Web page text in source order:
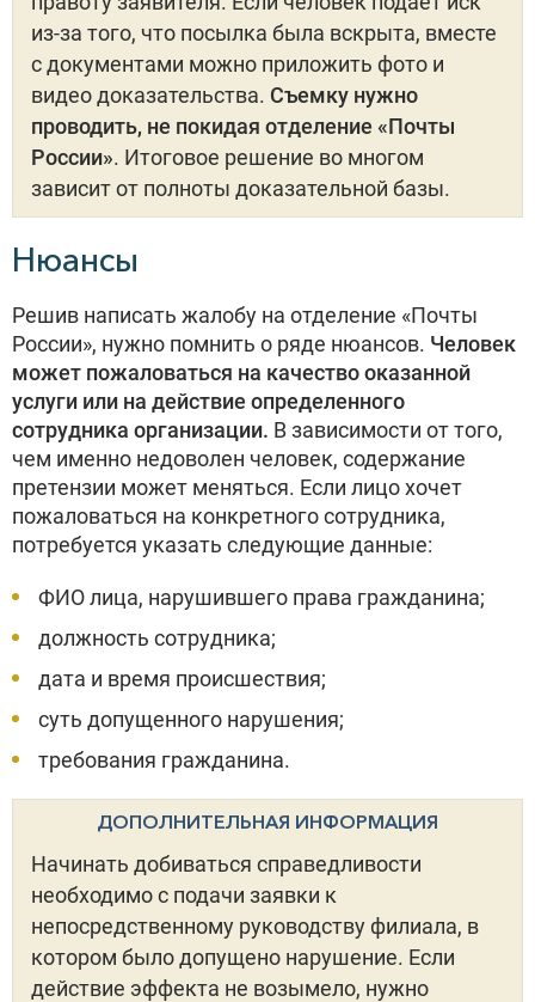
из-за того, что посылка была вскрыта, вместе
с документами можно приложить фото и
видео доказательства. Съемку нужно
проводить, не покидая отделение «Почты
России». Итоговое решение во многом
зависит от полноты доказательной базы.
Нюансы
Решив написать жалобу на отделение «Почты
России», нужно помнить о ряде нюансов. Человек
может пожаловаться на качество оказанной
услуги или на действие определенного
сотрудника организации. В зависимости от того,
чем именно недоволен человек, содержание
претензии может меняться. Если лицо хочет
пожаловаться на конкретного сотрудника,
потребуется указать следующие данные:
ФИО лица, нарушившего права гражданина;
должность сотрудника;
дата и время происшествия;
суть допущенного нарушения;
требования гражданина.
ДОПОЛНИТЕЛЬНАЯ ИНФОРМАЦИЯ
Начинать добиваться справедливости
необходимо с подачи заявки к
непосредственному руководству филиала, в
котором было допущено нарушение. Если
действие эффекта не возымело, нужно